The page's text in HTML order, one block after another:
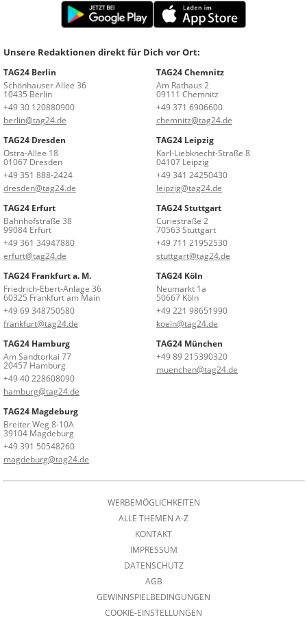
Unsere Redaktionen direkt für Dich vor Ort:
TAG24 Berlin
Schönhauser Allee 36
10435 Berlin
+49 30 120880900
berlin@tag24.de
TAG24 Chemnitz
Am Rathaus 2
09111 Chemnitz
+49 371 6906600
chemnitz@tag24.de
TAG24 Dresden
Ostra-Allee 18
01067 Dresden
+49 351 888-2424
dresden@tag24.de
TAG24 Leipzig
Karl-Liebknecht-Straße 8
04107 Leipzig
+49 341 24250430
leipzig@tag24.de
TAG24 Erfurt
Bahnhofstraße 38
99084 Erfurt
+49 361 34947880
erfurt@tag24.de
TAG24 Stuttgart
Curiestraße 2
70563 Stuttgart
+49 711 21952530
stuttgart@tag24.de
TAG24 Frankfurt a. M.
Friedrich-Ebert-Anlage 36
60325 Frankfurt am Main
+49 69 348750580
frankfurt@tag24.de
TAG24 Köln
Neumarkt 1a
50667 Köln
+49 221 98651990
koeln@tag24.de
TAG24 Hamburg
Am Sandtorkai 77
20457 Hamburg
+49 40 228608090
hamburg@tag24.de
TAG24 München
+49 89 215390320
muenchen@tag24.de
TAG24 Magdeburg
Breiter Weg 8-10A
39104 Magdeburg
+49 391 50548260
magdeburg@tag24.de
WERBEMÖGLICHKEITEN
ALLE THEMEN A-Z
KONTAKT
IMPRESSUM
DATENSCHUTZ
AGB
GEWINNSPIELBEDINGUNGEN
COOKIE-EINSTELLUNGEN